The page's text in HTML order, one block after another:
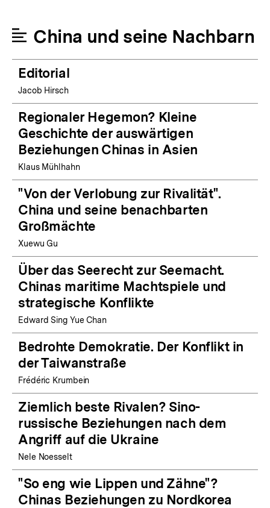
China und seine Nachbarn
Editorial
Jacob Hirsch
Regionaler Hegemon? Kleine
Geschichte der auswärtigen
Beziehungen Chinas in Asien
Klaus Mühlhahn
"Von der Verlobung zur Rivalität".
China und seine benachbarten
Großmächte
Xuewu Gu
Über das Seerecht zur Seemacht.
Chinas maritime Machtspiele und
strategische Konflikte
Edward Sing Yue Chan
Bedrohte Demokratie. Der Konflikt in
der Taiwanstraße
Frédéric Krumbein
Ziemlich beste Rivalen? Sino-
russische Beziehungen nach dem
Angriff auf die Ukraine
Nele Noesselt
"So eng wie Lippen und Zähne"?
Chinas Beziehungen zu Nordkorea